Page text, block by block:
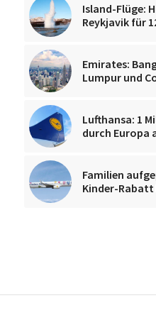
Island-Flüge:
Reykjavik für
Emirates:
Lumpur und
Lufthansa: 1
durch Europa
Familien
Kinder-Rabatt